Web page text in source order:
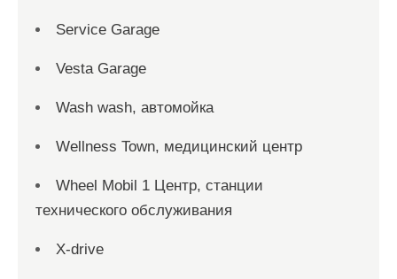
Service Garage
Vesta Garage
Wash wash, автомойка
Wellness Town, медицинский центр
Wheel Mobil 1 Центр, станции
технического обслуживания
X-drive